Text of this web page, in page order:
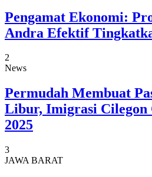
Pengamat Ekonomi:
Andra Efektif
2
News
Permudah Membuat
Libur, Imigrasi
2025
3
JAWA BARAT